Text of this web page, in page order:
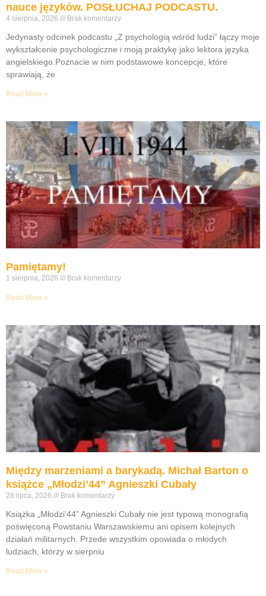
nauce języków. POSŁUCHAJ PODCASTU.
4 sierpnia, 2026 Brak komentarzy
Jedynasty odcinek podcastu „Z psychologią wśród ludzi” łączy moje
wykształcenie psychologiczne i moją praktykę jako lektora języka
angielskiego.Poznacie w nim podstawowe koncepcje, które
sprawiają, że
Read More »
Pamiętamy!
1 sierpnia, 2026 Brak komentarzy
Read More »
Między marzeniami a barykadą. Michał Barton o
książce „Młodzi’44” Agnieszki Cubały
28 lipca, 2026 Brak komentarzy
Książka „Młodzi’44” Agnieszki Cubały nie jest typową monografią
poświęconą Powstaniu Warszawskiemu ani opisem kolejnych
działań militarnych. Przede wszystkim opowiada o młodych
ludziach, którzy w sierpniu
Read More »